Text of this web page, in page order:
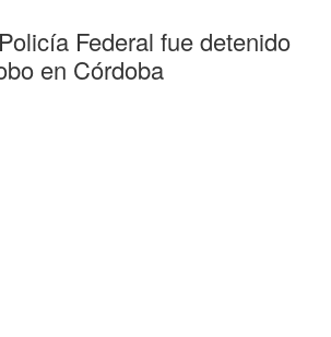
Federal fue detenido
en Córdoba